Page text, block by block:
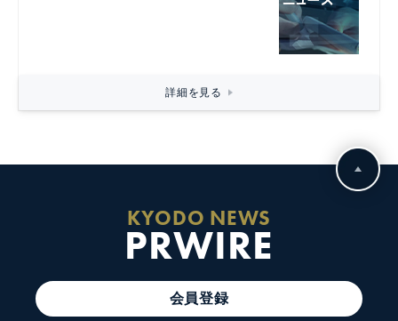
詳細を見る
KYODO NEWS
PRWIRE
会員登録